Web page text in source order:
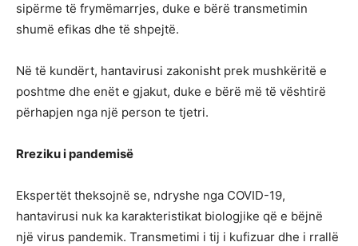
sipërme të frymëmarrjes, duke e bërë transmetimin
shumë efikas dhe të shpejtë.
Në të kundërt, hantavirusi zakonisht prek mushkëritë e
poshtme dhe enët e gjakut, duke e bërë më të vështirë
përhapjen nga një person te tjetri.
Rreziku i pandemisë
Ekspertët theksojnë se, ndryshe nga COVID-19,
hantavirusi nuk ka karakteristikat biologjike që e bëjnë
një virus pandemik. Transmetimi i tij i kufizuar dhe i rrallë